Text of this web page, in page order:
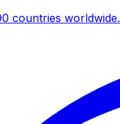
countries worldwide.